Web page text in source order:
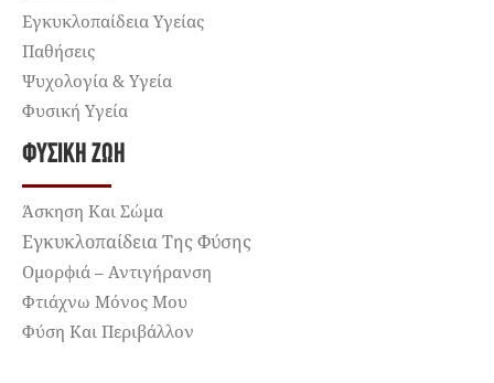
Εγκυκλοπαίδεια Υγείας
Παθήσεις
Ψυχολογία & Υγεία
Φυσική Υγεία
ΦΥΣΙΚΉ ΖΩΉ
Άσκηση Και Σώμα
Εγκυκλοπαίδεια Της Φύσης
Ομορφιά – Αντιγήρανση
Φτιάχνω Μόνος Μου
Φύση Και Περιβάλλον